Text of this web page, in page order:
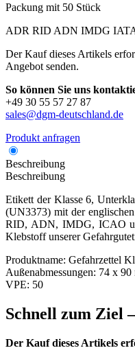
Packung mit 50 Stück
ADR RID ADN IMDG
Der Kauf dieses Artikels
Angebot senden.
So können Sie uns
+49 30 55 57 27 87
sales@dgm-deutschland.de
Produkt anfragen
Beschreibung
Beschreibung
Etikett der Klasse 6,
(UN3373) mit der
RID, ADN, IMDG, ICAO
Klebstoff unserer
Produktname: Gefahrzettel
Außenabmessungen: 74 x 90
VPE: 50
Schnell zum Ziel
Der Kauf dieses Artikels